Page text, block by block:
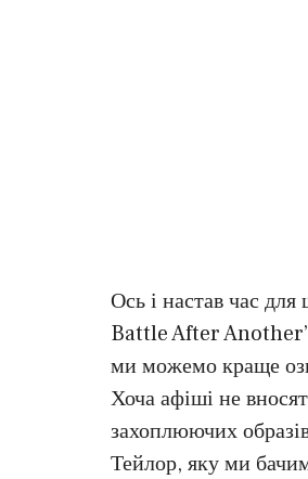
Ось і настав час
Battle After
ми можемо краще
Хоча афіші не
захоплюючих
Тейлор, яку ми